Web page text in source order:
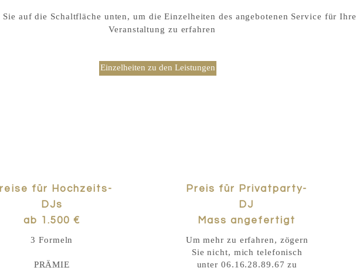
auf die Schaltfläche unten, um die Einzelheiten des angebotenen Service für Ihre
Veranstaltung zu erfahren
Einzelheiten zu den Leistungen
für Hochzeits-
DJs
ab 1.500 €
3 Formeln
Preis für Privatparty-
DJ
Mass angefertigt
Um mehr zu erfahren, zögern
Sie nicht, mich telefonisch